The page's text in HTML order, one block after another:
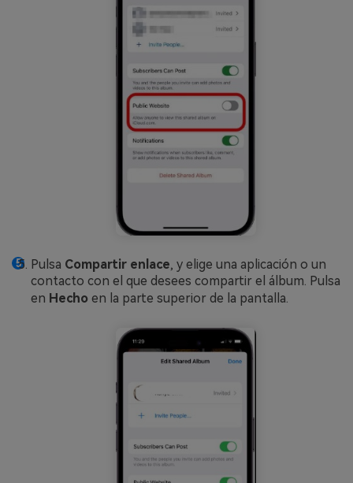
Pulsa Compartir enlace, y elige una aplicación o un
contacto con el que desees compartir el álbum. Pulsa
en Hecho en la parte superior de la pantalla.